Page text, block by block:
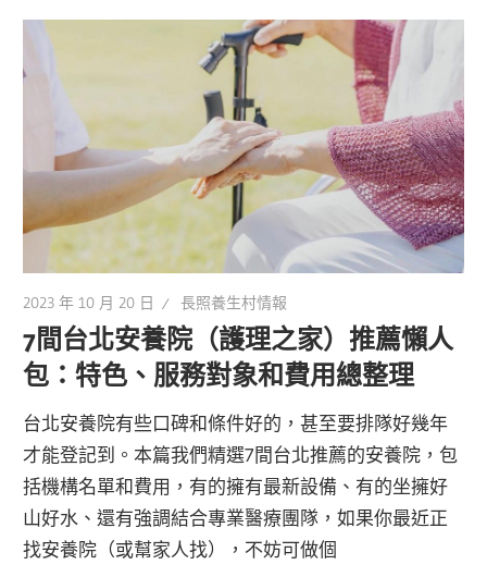
2023 年 10 月 20 日 長照養生村情報
7間台北安養院（護理之家）推薦懶人
包：特色、服務對象和費用總整理
台北安養院有些口碑和條件好的，甚至要排隊好幾年
才能登記到。本篇我們精選7間台北推薦的安養院，包
括機構名單和費用，有的擁有最新設備、有的坐擁好
山好水、還有強調結合專業醫療團隊，如果你最近正
找安養院（或幫家人找），不妨可做個